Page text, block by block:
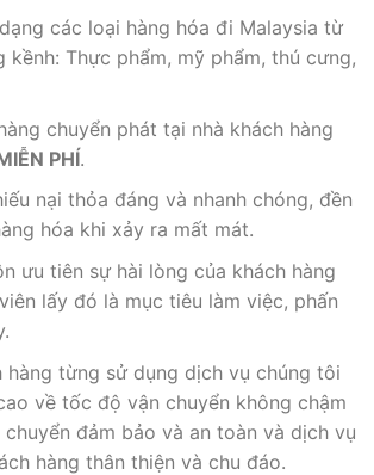
các loại hàng hóa đi Malaysia từ
kềnh: Thực phẩm, mỹ phẩm, thú cưng,
chuyển phát tại nhà khách hàng
PHÍ.
nại thỏa đáng và nhanh chóng, đền
hóa khi xảy ra mất mát.
ưu tiên sự hài lòng của khách hàng
lấy đó là mục tiêu làm việc, phấn
hàng từng sử dụng dịch vụ chúng tôi
về tốc độ vận chuyển không chậm
đảm bảo và an toàn và dịch vụ
hàng thân thiện và chu đáo.